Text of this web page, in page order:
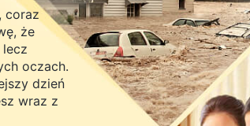
coraz
że
oczach.
dzień
wraz z